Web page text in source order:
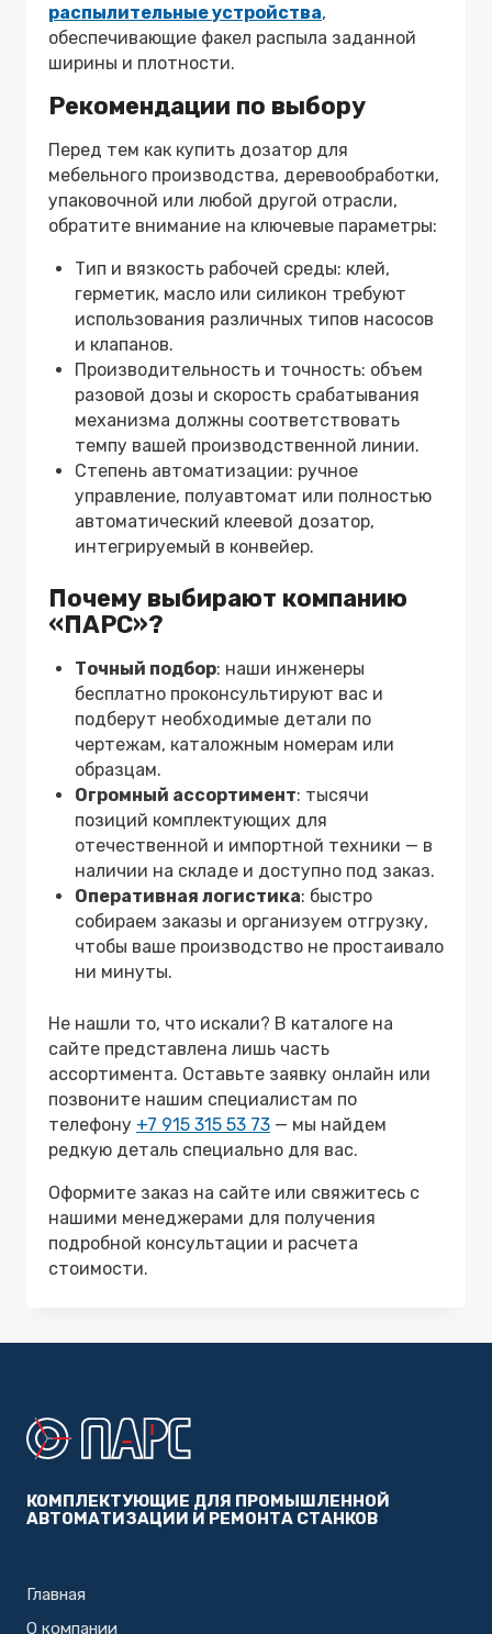
распылительные устройства,
обеспечивающие факел распыла заданной
ширины и плотности.
Рекомендации по выбору
Перед тем как купить дозатор для
мебельного производства, деревообработки,
упаковочной или любой другой отрасли,
обратите внимание на ключевые параметры:
Тип и вязкость рабочей среды: клей,
герметик, масло или силикон требуют
использования различных типов насосов
и клапанов.
Производительность и точность: объем
разовой дозы и скорость срабатывания
механизма должны соответствовать
темпу вашей производственной линии.
Степень автоматизации: ручное
управление, полуавтомат или полностью
автоматический клеевой дозатор,
интегрируемый в конвейер.
Почему выбирают компанию
«ПАРС»?
Точный подбор: наши инженеры
бесплатно проконсультируют вас и
подберут необходимые детали по
чертежам, каталожным номерам или
образцам.
Огромный ассортимент: тысячи
позиций комплектующих для
отечественной и импортной техники — в
наличии на складе и доступно под заказ.
Оперативная логистика: быстро
собираем заказы и организуем отгрузку,
чтобы ваше производство не простаивало
ни минуты.
Не нашли то, что искали? В каталоге на
сайте представлена лишь часть
ассортимента. Оставьте заявку онлайн или
позвоните нашим специалистам по
телефону +7 915 315 53 73 — мы найдем
редкую деталь специально для вас.
Оформите заказ на сайте или свяжитесь с
нашими менеджерами для получения
подробной консультации и расчета
стоимости.
КОМПЛЕКТУЮЩИЕ ДЛЯ ПРОМЫШЛЕННОЙ
АВТОМАТИЗАЦИИ И РЕМОНТА СТАНКОВ
Главная
О компании